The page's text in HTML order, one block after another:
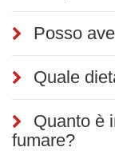
Posso
Quale
Quanto è
fumare?